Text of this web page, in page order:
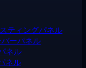
ティングパネル
ーパネル
ネル
ネル